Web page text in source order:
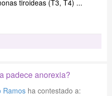
tiroideas (T3, T4) ...
padece anorexia?
Ramos ha contestado a: